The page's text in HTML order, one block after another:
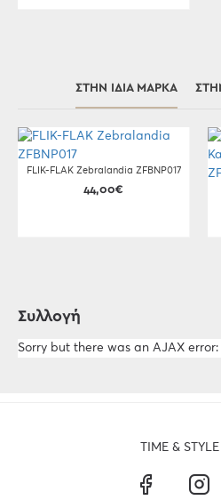
ΣΤΗΝ ΊΔΙΑ ΜΆΡΚΑ
FLIK-FLAK Zebralandia ZFBNP017
44,00€
Συλλογή
Sorry but there was an AJAX
TIME &